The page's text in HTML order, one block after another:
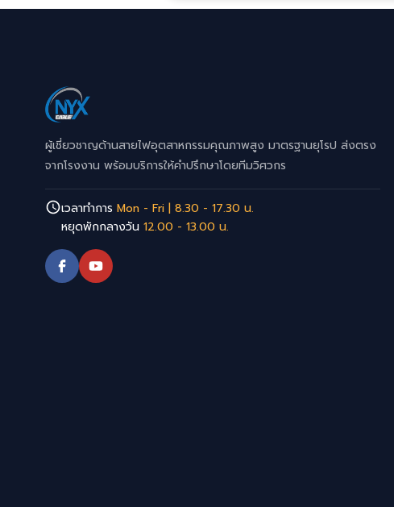
ผู้เชี่ยวชาญด้านสายไฟอุตสาหกรรมคุณภาพสูง มาตรฐานยุโรป ส่งตรง
จากโรงงาน พร้อมบริการให้คำปรึกษาโดยทีมวิศวกร
เวลาทำการ Mon - Fri | 8.30 - 17.30 น.
หยุดพักกลางวัน 12.00 - 13.00 น.